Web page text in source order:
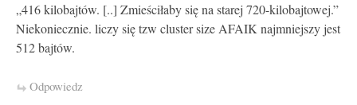
„416 kilobajtów. [..] Zmieściłaby się na starej 720-kilobajtowej.”
Niekoniecznie. liczy się tzw cluster size AFAIK najmniejszy jest
512 bajtów.
Odpowiedz